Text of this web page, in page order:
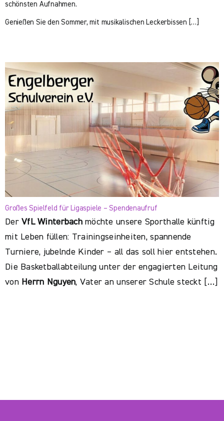
schönsten Aufnahmen.
Genießen Sie den Sommer, mit musikalischen Leckerbissen […]
Großes Spielfeld für Ligaspiele – Spendenaufruf
DerVfL Winterbachmöchte unsere Sporthalle künftig
mit Leben füllen: Trainingseinheiten, spannende
Turniere, jubelnde Kinder – all das soll hier entstehen.
Die Basketballabteilung unter der engagierten Leitung
von Herrn Nguyen, Vater an unserer Schule steckt […]